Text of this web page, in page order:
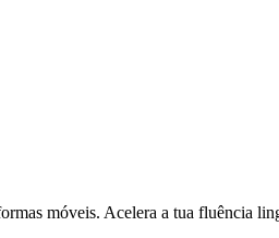
móveis. Acelera a tua fluência